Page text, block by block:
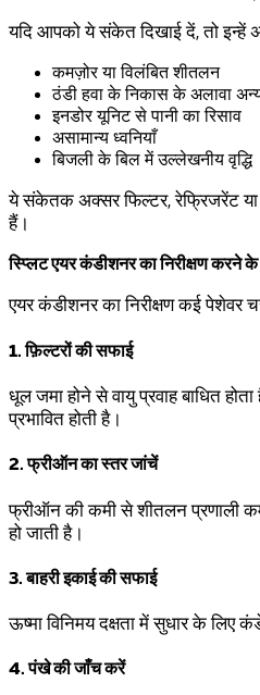
यदि आपको ये संकेत दिखाई दें, तो इन्हें
कमज़ोर या विलंबित शीतलन
ठंडी हवा के निकास के अलावा
इनडोर यूनिट से पानी का रिसाव
असामान्य ध्वनियाँ
बिजली के बिल में उल्लेखनीय वृद्धि
ये संकेतक अक्सर फिल्टर, रेफ्रिजरेंट
हैं।
स्प्लिट एयर कंडीशनर का निरीक्षण करने
एयर कंडीशनर का निरीक्षण कई पेशेवर
1. फ़िल्टरों की सफाई
धूल जमा होने से वायु प्रवाह बाधित
प्रभावित होती है।
2. फ्रीऑन का स्तर जांचें
फ्रीऑन की कमी से शीतलन प्रणाली
हो जाती है।
3. बाहरी इकाई की सफाई
ऊष्मा विनिमय दक्षता में सुधार के लिए
4. पंखे की जाँच करें